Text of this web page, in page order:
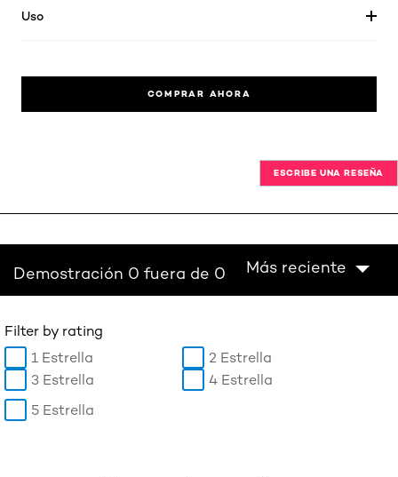
Uso
COMPRAR AHORA
ESCRIBE UNA RESEÑA
Demostración 0 fuera de 0 Más reciente
Filter by rating
1 Estrella
2 Estrella
3 Estrella
4 Estrella
5 Estrella